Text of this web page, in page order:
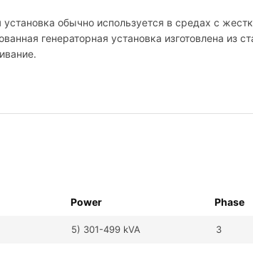
установка обычно используется в средах с
генераторная установка изготовлена
Power Phase
5) 301-499 kVA 3